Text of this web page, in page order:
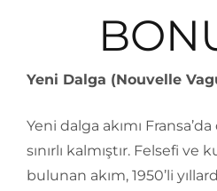
Yeni Dalga (Nouvelle
Yeni dalga akımı
sınırlı kalmıştır. Felsefi ve
bulunan akım, 1950’li